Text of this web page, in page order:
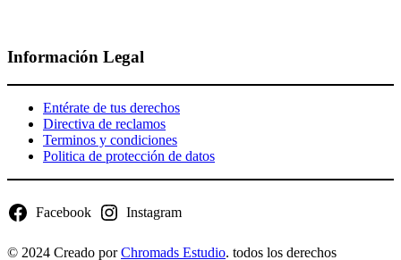
Información Legal
Entérate de tus derechos
Directiva de reclamos
Terminos y condiciones
Politica de protección de datos
Facebook Instagram
© 2024 Creado porChromads Estudio. todos los derechos